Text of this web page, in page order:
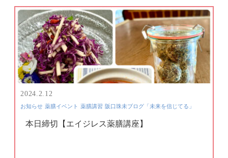
2024.2.12
お知らせ 薬膳イベント 薬膳講習 阪口珠未ブログ「未来を信じてる」
本日締切【エイジレス薬膳講座】